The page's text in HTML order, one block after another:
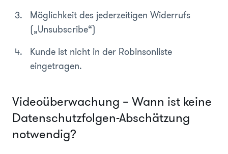
Möglichkeit des jederzeitigen Widerrufs
(„Unsubscribe“)
Kunde ist nicht in der Robinsonliste
eingetragen.
Videoüberwachung – Wann ist keine
Datenschutzfolgen-Abschätzung
notwendig?